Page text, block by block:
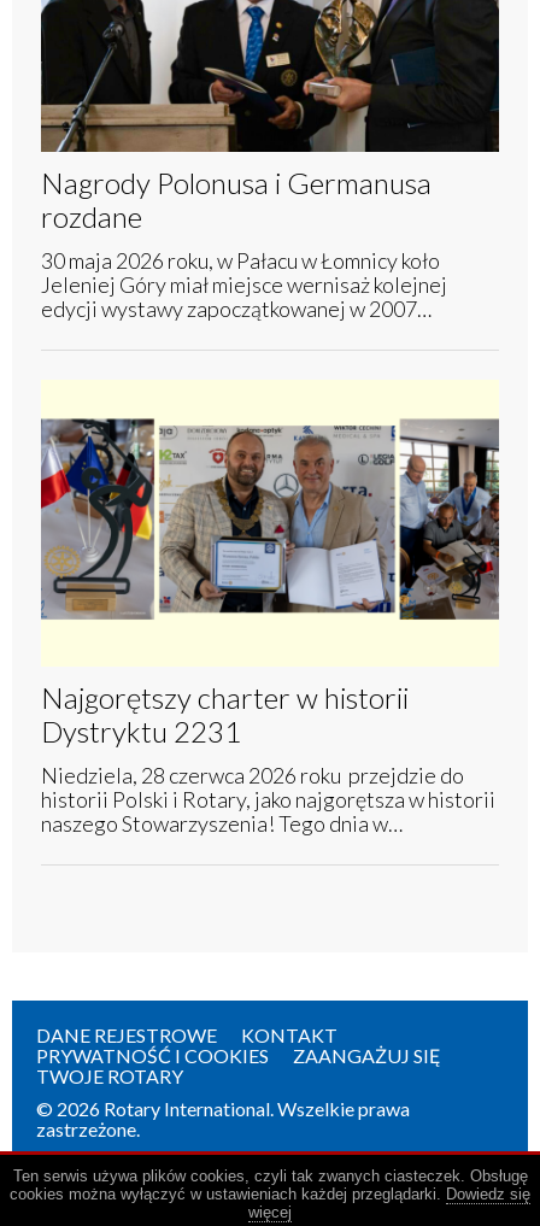
Nagrody Polonusa i Germanusa
rozdane
30 maja 2026 roku, w Pałacu w Łomnicy koło
Jeleniej Góry miał miejsce wernisaż kolejnej
edycji wystawy zapoczątkowanej w 2007…
Najgorętszy charter w historii
Dystryktu 2231
Niedziela, 28 czerwca 2026 roku przejdzie do
historii Polski i Rotary, jako najgorętsza w historii
naszego Stowarzyszenia! Tego dnia w…
DANE REJESTROWE
KONTAKT
PRYWATNOŚĆ I COOKIES
ZAANGAŻUJ SIĘ
TWOJE ROTARY
© 2026 Rotary International. Wszelkie prawa
zastrzeżone.
Ten serwis używa plików cookies, czyli tak zwanych ciasteczek. Obsługę
cookies można wyłączyć w ustawieniach każdej przeglądarki. Dowiedz się
więcej